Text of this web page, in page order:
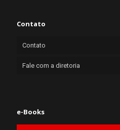
Contato
Contato
Fale com a diretoria
e-Books